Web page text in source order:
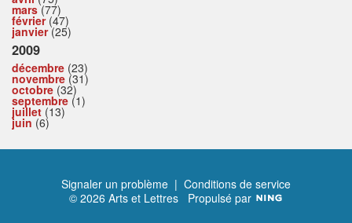
mars(77)
février(47)
janvier(25)
2009
décembre (23)
novembre (31)
octobre (32)
septembre (1)
juillet (13)
juin (6)
Signaler un problème | Conditions de service
© 2026 Arts et Lettres Propulsé par